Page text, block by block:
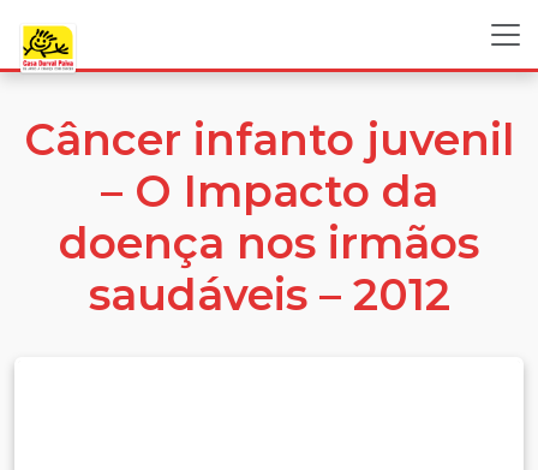
Câncer infanto juvenil
– O Impacto da
doença nos irmãos
saudáveis – 2012